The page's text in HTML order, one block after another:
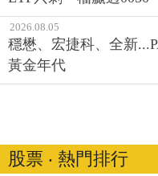
2026.08.05
穩懋、宏捷科、全新
黃金年代
股票 ‧ 熱門排行